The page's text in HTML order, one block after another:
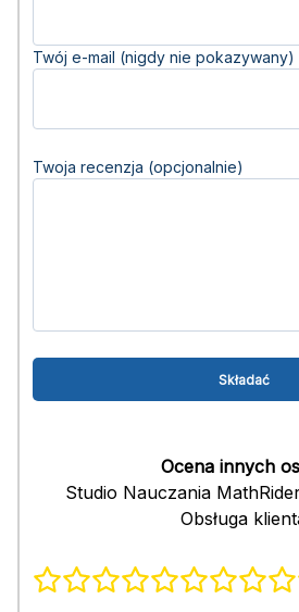
Twój e-mail (nigdy nie pokazywany)
Twoja recenzja (opcjonalnie)
Ocena innych
Studio Nauczania
Obsługa